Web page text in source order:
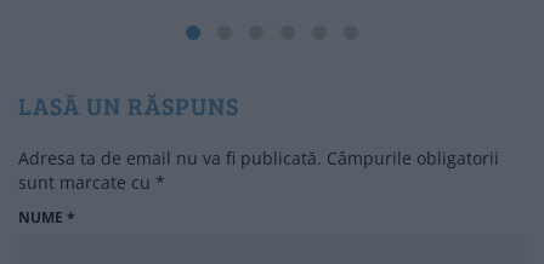
LASĂ UN RĂSPUNS
Adresa ta de email nu va fi publicată. Câmpurile obligatorii
sunt marcate cu *
NUME *